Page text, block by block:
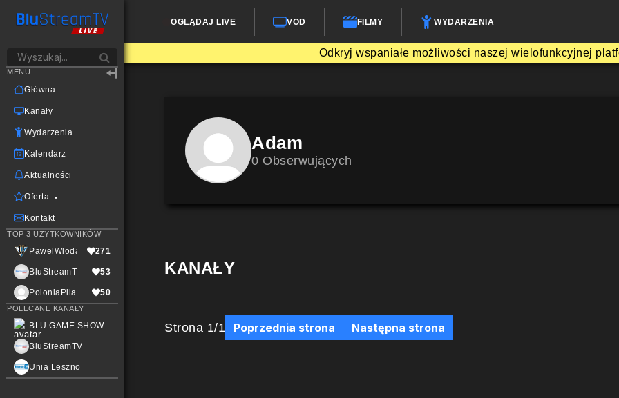
OGLĄDAJ LIVE VOD FILMY WYDARZENIA
Odkryj wspaniałe możliwości naszej wielofunkcyjnej
MENU
Główna
Kanały
Wydarzenia
Kalendarz
Aktualności
Oferta
Kontakt
TOP 3 UŻYTKOWNIKÓW
PawelWlodarczak271
BluStreamTvLive53
PoloniaPila 50
POLECANE KANAŁY
BLU GAME SHOW
BluStreamTV
Unia Leszno
Adam
0 Obserwujących
KANAŁY
Strona 1/1 Poprzednia strona Następna strona